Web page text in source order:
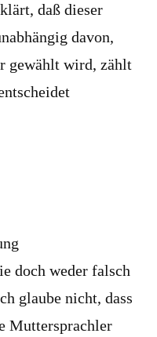
daß dieser
davon,
gewählt wird, zählt
doch weder falsch
glaube nicht, dass
Muttersprachler